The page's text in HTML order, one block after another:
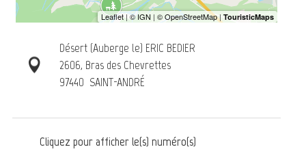
Désert (Auberge le) ERIC BEDIER
2606, Bras des Chevrettes
97440 SAINT-ANDRÉ
Cliquez pour afficher le(s) numéro(s)